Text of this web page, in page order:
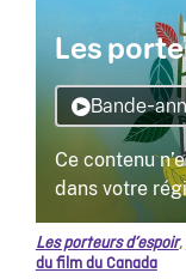
Les porteurs d’espoir,
du film du Canada